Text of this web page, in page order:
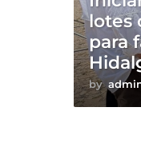
lotes
para
by